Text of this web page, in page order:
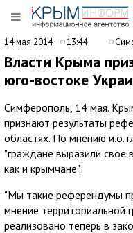
14 мая 2014 13:44
Власти Крыма
юго-востоке
Симферополь, 14 мая.
признают результаты
областях. По мнению и.о.
"граждане выразили свое
как и крымчане".
"Мы такие референдумы
мнение
реализовано теперь в